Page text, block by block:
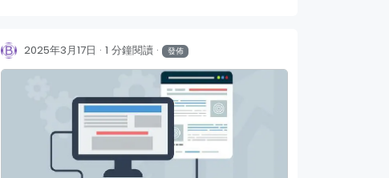
2025年3月17日 1 分鐘閱讀 發佈